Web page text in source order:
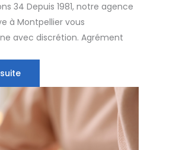
34 Depuis 1981, notre agence
à Montpellier vous
avec discrétion. Agrément